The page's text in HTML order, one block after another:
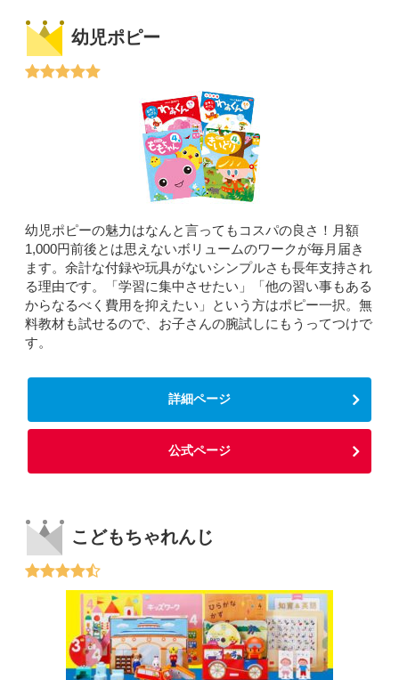
幼児ポピー
幼児ポピーの魅力はなんと言ってもコスパの良さ！月額
1,000円前後とは思えないボリュームのワークが毎月届き
ます。余計な付録や玩具がないシンプルさも長年支持され
る理由です。「学習に集中させたい」「他の習い事もある
からなるべく費用を抑えたい」という方はポピー一択。無
料教材も試せるので、お子さんの腕試しにもうってつけで
す。
詳細ページ
公式ページ
こどもちゃれんじ